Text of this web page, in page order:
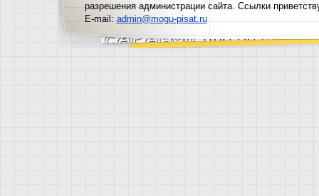
разрешения администрации сайта. Ссылки
E-mail:admin@mogu-pisat.ru